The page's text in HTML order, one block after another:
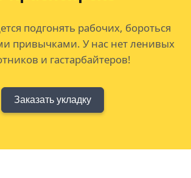
подгонять рабочих, бороться
привычками. У нас нет ленивых
и гастарбайтеров!
Заказать укладку